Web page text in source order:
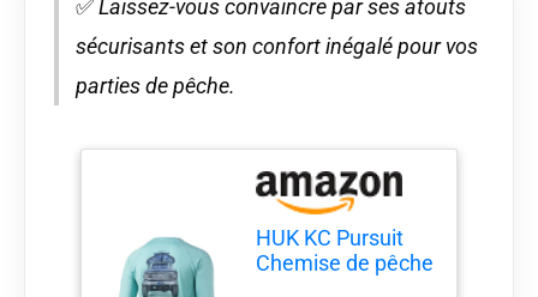
✅Laissez-vous convaincre par ses atouts
sécurisants et son confort inégalé pour vos
parties de pêche.
HUK KC Pursuit
Chemise de pêche